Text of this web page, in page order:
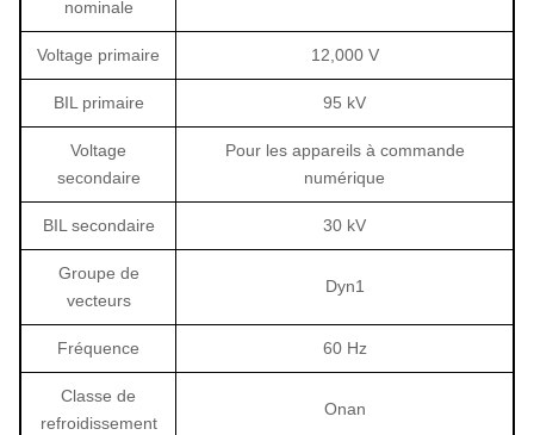
nominale
Voltage primaire 12,000 V
BIL primaire 95 kV
Voltage
secondaire
Pour les appareils à commande
numérique
BIL secondaire 30 kV
Groupe de
vecteurs
Dyn1
Fréquence 60 Hz
Classe de
refroidissement
Onan